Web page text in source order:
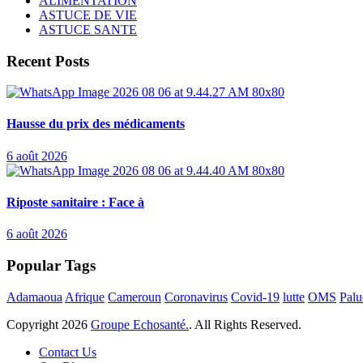
ASTUCE DE VIE
ASTUCE SANTE
Recent Posts
Hausse du prix des médicaments
6 août 2026
Riposte sanitaire : Face à
6 août 2026
Popular Tags
Adamaoua Afrique Cameroun Coronavirus Covid-19 lutte OMS
Copyright 2026 Groupe Echosanté.. All Rights Reserved.
Contact Us